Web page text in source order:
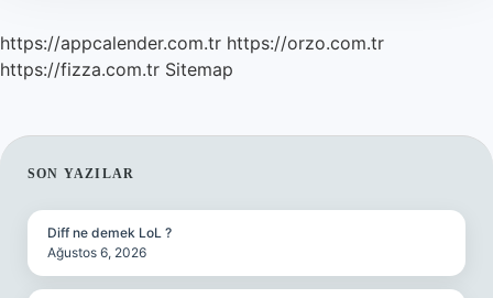
https://appcalender.com.tr https://orzo.com.tr
https://fizza.com.tr Sitemap
SIDEBAR
SON YAZILAR
Diff ne demek LoL ?
Ağustos 6, 2026